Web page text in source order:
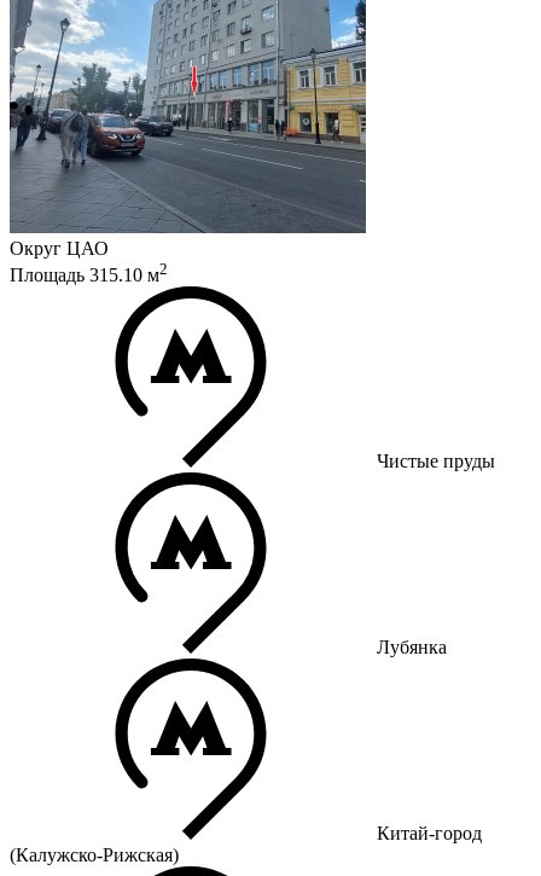
Округ ЦАО
Площадь 315.10 м2
Чистые пруды
Лубянка
Китай-город
(Калужско-Рижская)